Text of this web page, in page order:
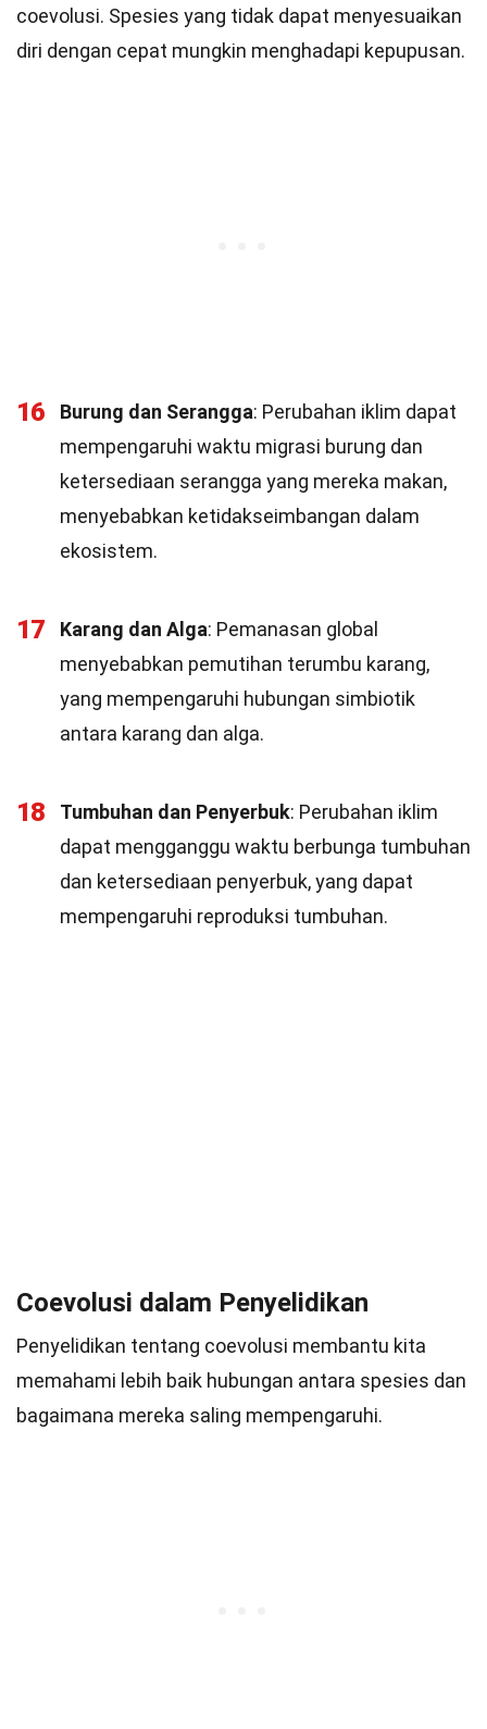
coevolusi. Spesies yang tidak dapat menyesuaikan
diri dengan cepat mungkin menghadapi kepupusan.
16 Burung dan Serangga: Perubahan iklim dapat
mempengaruhi waktu migrasi burung dan
ketersediaan serangga yang mereka makan,
menyebabkan ketidakseimbangan dalam
ekosistem.
17 Karang dan Alga: Pemanasan global
menyebabkan pemutihan terumbu karang,
yang mempengaruhi hubungan simbiotik
antara karang dan alga.
18 Tumbuhan dan Penyerbuk: Perubahan iklim
dapat mengganggu waktu berbunga tumbuhan
dan ketersediaan penyerbuk, yang dapat
mempengaruhi reproduksi tumbuhan.
Coevolusi dalam Penyelidikan
Penyelidikan tentang coevolusi membantu kita
memahami lebih baik hubungan antara spesies dan
bagaimana mereka saling mempengaruhi.